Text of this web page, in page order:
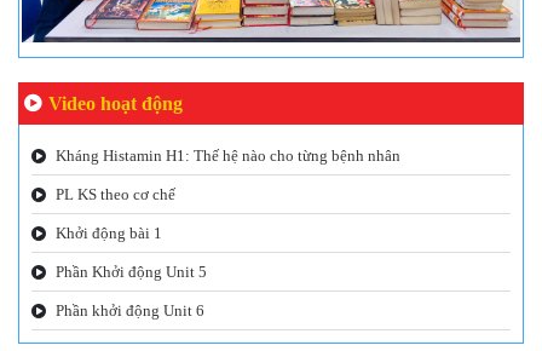
Video hoạt động
Kháng Histamin H1: Thế hệ nào cho từng bệnh nhân
PL KS theo cơ chế
Khởi động bài 1
Phần Khởi động Unit 5
Phần khởi động Unit 6